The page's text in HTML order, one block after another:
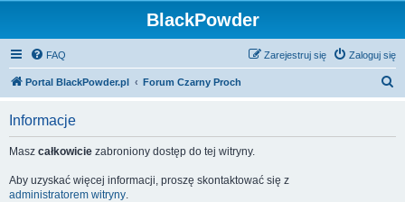
BlackPowder
FAQ Zaloguj się
Zarejestruj się
Portal BlackPowder.pl Forum Czarny Proch
Informacje
Masz całkowicie zabroniony dostęp do tej witryny.
Aby uzyskać więcej informacji, proszę skontaktować się z
administratorem witryny.